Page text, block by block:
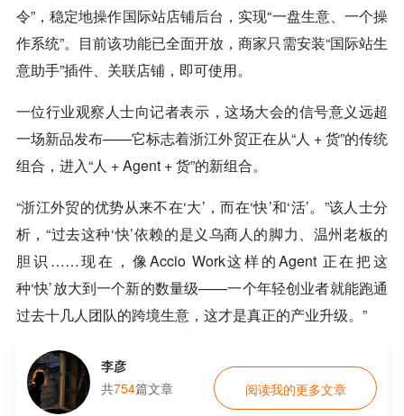
令”，稳定地操作国际站店铺后台，实现“一盘生意、一个操
作系统”。目前该功能已全面开放，商家只需安装“国际站生
意助手”插件、关联店铺，即可使用。
一位行业观察人士向记者表示，这场大会的信号意义远超
一场新品发布——它标志着浙江外贸正在从“人 + 货”的传统
组合，进入“人 + Agent + 货”的新组合。
“浙江外贸的优势从来不在‘大’，而在‘快’和‘活’。”该人士分
析，“过去这种‘快’依赖的是义乌商人的脚力、温州老板的
胆识……现在，像Accio Work这样的Agent 正在把这
种‘快’放大到一个新的数量级——一个年轻创业者就能跑通
过去十几人团队的跨境生意，这才是真正的产业升级。”
李彦
共754篇文章 阅读我的更多文章